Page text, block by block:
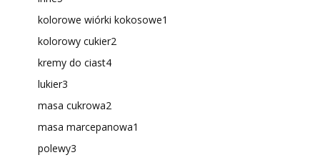
kolorowe wiórki kokosowe1
kolorowy cukier2
kremy do ciast4
lukier3
masa cukrowa2
masa marcepanowa1
polewy3